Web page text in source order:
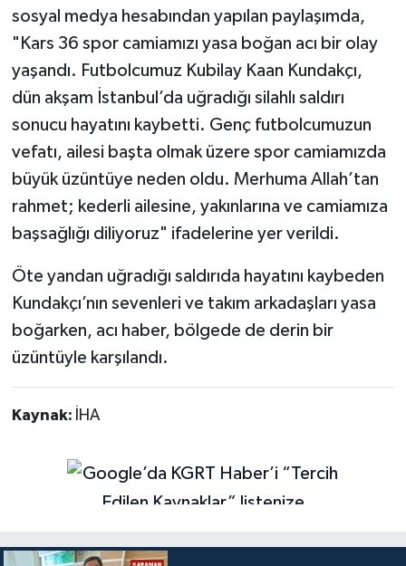
sosyal medya hesabından yapılan paylaşımda,
"Kars 36 spor camiamızı yasa boğan acı bir olay
yaşandı. Futbolcumuz Kubilay Kaan Kundakçı,
dün akşam İstanbul’da uğradığı silahlı saldırı
sonucu hayatını kaybetti. Genç futbolcumuzun
vefatı, ailesi başta olmak üzere spor camiamızda
büyük üzüntüye neden oldu. Merhuma Allah’tan
rahmet; kederli ailesine, yakınlarına ve camiamıza
başsağlığı diliyoruz" ifadelerine yer verildi.
Öte yandan uğradığı saldırıda hayatını kaybeden
Kundakçı’nın sevenleri ve takım arkadaşları yasa
boğarken, acı haber, bölgede de derin bir
üzüntüyle karşılandı.
Kaynak: İHA